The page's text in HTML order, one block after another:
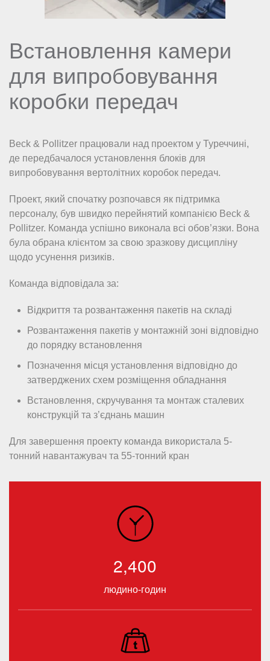
Встановлення камери
для випробовування
коробки передач
Beck & Pollitzer працювали над проектом у Туреччині,
де передбачалося установлення блоків для
випробовування вертолітних коробок передач.
Проект, який спочатку розпочався як підтримка
персоналу, був швидко перейнятий компанією Beck &
Pollitzer. Команда успішно виконала всі обов’язки. Вона
була обрана клієнтом за свою зразкову дисципліну
щодо усунення ризиків.
Команда відповідала за:
Відкриття та розвантаження пакетів на складі
Розвантаження пакетів у монтажній зоні відповідно
до порядку встановлення
Позначення місця установлення відповідно до
затверджених схем розміщення обладнання
Встановлення, скручування та монтаж сталевих
конструкцій та з’єднань машин
Для завершення проекту команда використала 5-
тонний навантажувач та 55-тонний кран
2,400
людино-годин